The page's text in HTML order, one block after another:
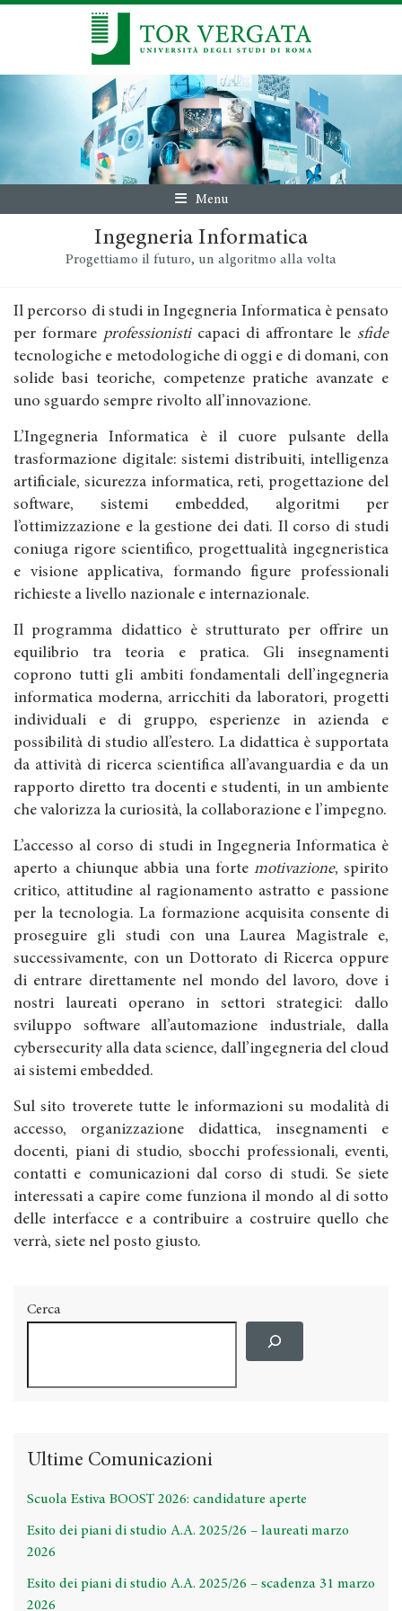
Menu
Ingegneria Informatica
Progettiamo il futuro, un algoritmo alla volta
Il percorso di studi in Ingegneria Informatica è pensato
per formare professionisticapaci di affrontare le sfide
tecnologiche e metodologiche di oggi e di domani, con
solide basi teoriche, competenze pratiche avanzate e
uno sguardo sempre rivolto all’innovazione.
L’Ingegneria Informatica è il cuore pulsante della
trasformazione digitale: sistemi distribuiti, intelligenza
artificiale, sicurezza informatica, reti, progettazione del
software, sistemi embedded, algoritmi per
l’ottimizzazione e la gestione dei dati. Il corso di studi
coniuga rigore scientifico, progettualità ingegneristica
e visione applicativa, formando figure professionali
richieste a livello nazionale e internazionale.
Il programma didattico è strutturato per offrire un
equilibrio tra teoria e pratica. Gli insegnamenti
coprono tutti gli ambiti fondamentali dell’ingegneria
informatica moderna, arricchiti da laboratori, progetti
individuali e di gruppo, esperienze in azienda e
possibilità di studio all’estero. La didattica è supportata
da attività di ricerca scientifica all’avanguardia e da un
rapporto diretto tra docenti e studenti, in un ambiente
che valorizza la curiosità, la collaborazione e l’impegno.
L’accesso al corso di studi in Ingegneria Informatica è
aperto a chiunque abbia una forte motivazione, spirito
critico, attitudine al ragionamento astratto e passione
per la tecnologia. La formazione acquisita consente di
proseguire gli studi con una Laurea Magistrale e,
successivamente, con un Dottorato di Ricerca oppure
di entrare direttamente nel mondo del lavoro, dove i
nostri laureati operano in settori strategici: dallo
sviluppo software all’automazione industriale, dalla
cybersecurity alla data science, dall’ingegneria del cloud
ai sistemi embedded.
Sul sito troverete tutte le informazioni su modalità di
accesso, organizzazione didattica, insegnamenti e
docenti, piani di studio, sbocchi professionali, eventi,
contatti e comunicazioni dal corso di studi. Se siete
interessati a capire come funziona il mondo al di sotto
delle interfacce e a contribuire a costruire quello che
verrà, siete nel posto giusto.
Cerca
Ultime Comunicazioni
Scuola Estiva BOOST 2026: candidature aperte
Esito dei piani di studio A.A. 2025/26 – laureati marzo
2026
Esito dei piani di studio A.A. 2025/26 – scadenza 31 marzo
2026